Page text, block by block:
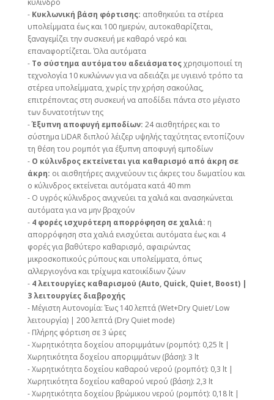
κύλινδρο
- Κυκλωνική βάση φόρτισης: αποθηκεύει τα στέρεα
υπολείμματα έως και 100 ημερών, αυτοκαθαρίζεται,
ξαναγεμίζει την συσκευή με καθαρό νερό και
επαναφορτίζεται. Όλα αυτόματα
- Το σύστημα αυτόματου αδειάσματοςχρησιμοποιεί τη
τεχνολογία 10 κυκλώνων για να αδειάζει με υγιεινό τρόπο τα
στέρεα υπολείμματα, χωρίς την χρήση σακούλας,
επιτρέποντας στη συσκευή να αποδίδει πάντα στο μέγιστο
των δυνατοτήτων της
-Έξυπνη αποφυγή εμποδίων: 24 αισθητήρες και το
σύστημα LiDAR διπλού λέιζερ υψηλής ταχύτητας εντοπίζουν
τη θέση του ρομπότ για έξυπνη αποφυγή εμποδίων
- Ο κύλινδρος εκτείνεται για καθαρισμό από άκρη σε
άκρη: οι αισθητήρες ανιχνεύουν τις άκρες του δωματίου και
ο κύλινδρος εκτείνεται αυτόματα κατά 40 mm
- Ο υγρός κύλινδρος ανιχνεύει τα χαλιά και ανασηκώνεται
αυτόματα για να μην βραχούν
- 4 φορές ισχυρότερη απορρόφηση σε χαλιά: η
απορρόφηση στα χαλιά ενισχύεται αυτόματα έως και 4
φορές για βαθύτερο καθαρισμό, αφαιρώντας
μικροσκοπικούς ρύπους και υπολείμματα, όπως
αλλεργιογόνα και τρίχωμα κατοικίδιων ζώων
- 4 λειτουργίες καθαρισμού (Auto, Quick, Quiet, Boost) |
3 λειτουργίες διαβροχής
- Μέγιστη Αυτονομία: Έως 140 λεπτά (Wet+Dry Quiet/ Low
λειτουργία) | 200 λεπτά (Dry Quiet mode)
- Πλήρης φόρτιση σε 3 ώρες
- Χωρητικότητα δοχείου αποριμμάτων (ρομπότ): 0,25 lt |
Χωρητικότητα δοχείου αποριμμάτων (βάση): 3 lt
- Χωρητικότητα δοχείου καθαρού νερού (ρομπότ): 0,3 lt |
Χωρητικότητα δοχείου καθαρού νερού (βάση): 2,3 lt
- Χωρητικότητα δοχείου βρώμικου νερού (ρομπότ): 0,18 lt |